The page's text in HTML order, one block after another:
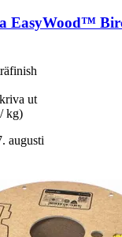
EasyWood™
ut
kg)
augusti